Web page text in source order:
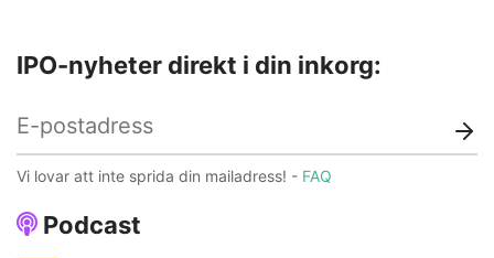
Podcast
IPO-nyheter direkt i din inkorg:
Vi lovar att inte sprida din mailadress! - FAQ